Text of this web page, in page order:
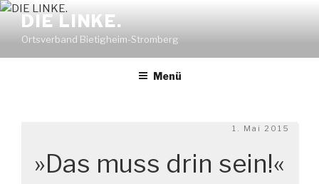
Zum
Inhalt
springen
DIE LINKE.
Ortsverband Bietigheim-Stromberg
Menü
Veröffentlicht
1. Mai 2015
»Das muss drin sein!«